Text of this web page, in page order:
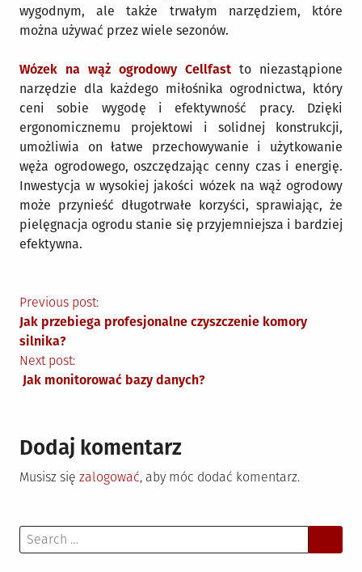
wygodnym, ale także trwałym narzędziem, które
można używać przez wiele sezonów.
Wózek na wąż ogrodowy Cellfast to niezastąpione
narzędzie dla każdego miłośnika ogrodnictwa, który
ceni sobie wygodę i efektywność pracy. Dzięki
ergonomicznemu projektowi i solidnej konstrukcji,
umożliwia on łatwe przechowywanie i użytkowanie
węża ogrodowego, oszczędzając cenny czas i energię.
Inwestycja w wysokiej jakości wózek na wąż ogrodowy
może przynieść długotrwałe korzyści, sprawiając, że
pielęgnacja ogrodu stanie się przyjemniejsza i bardziej
efektywna.
Nawigacja
wpisu
Previous post:
Jak przebiega profesjonalne czyszczenie komory
silnika?
Next post:
Jak monitorować bazy danych?
Dodaj komentarz
Musisz się zalogować, aby móc dodać komentarz.
Search
for: